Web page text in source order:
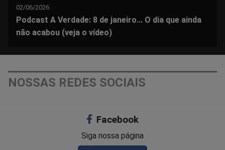
02/06/2026
Podcast A Verdade: 8 de janeiro... O dia que ainda
não acabou (veja o vídeo)
NOSSAS REDES SOCIAIS
Facebook
Siga nossa página